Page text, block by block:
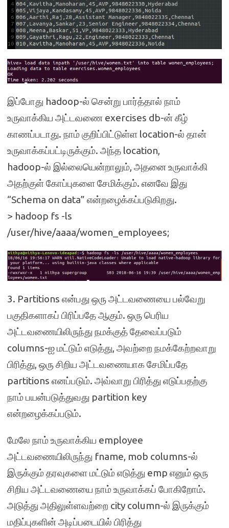
இப்போது hadoop-ல் சென்று பார்த்தால் நாம்
உருவாக்கிய அட்டவணை exercises db-ன் கீழ்
காணப்படாது. நாம் குறிப்பிட்டுள்ள location-ல் தான்
உருவாக்கப்பட்டிருக்கும். அந்த location,
hadoop-ல் இல்லையென்றாலும், அதனை உருவாக்கி
அதற்குள் கோப்புகளை சேமிக்கும். எனவே இது
“Schema on data” என்றழைக்கப்படுகிறது.
> hadoop fs -ls
/user/hive/aaaa/women_employees;
3. Partitions என்பது ஒரு அட்டவணையை பல்வேறு
பகுதிகளாகப் பிரிப்பதே ஆகும். ஒரு பெரிய
அட்டவணையிலிருந்து நமக்குத் தேவைப்படும்
columns-ஐ மட்டும் எடுத்து, அவற்றை நமக்கேற்றவாறு
பிரித்து, ஒரு சிறிய அட்டவணையாக சேமிப்பதே
partitions எனப்படும். அவ்வாறு பிரித்து எடுப்பதற்கு
நாம் பயன்படுத்துவது partition key
என்றழைக்கப்படும்.
மேலே நாம் உருவாக்கிய employee
அட்டவணையிலிருந்து fname, mob columns-ல்
இருக்கும் தரவுகளை மட்டும் எடுத்து emp எனும் ஒரு
சிறிய அட்டவணையை நாம் உருவாக்கப் போகிறோம்.
அடுத்து அதிலுள்ளவற்றை city column-ல் இருக்கும்
மதிப்புகளின் அடிப்படையில் பிரித்து